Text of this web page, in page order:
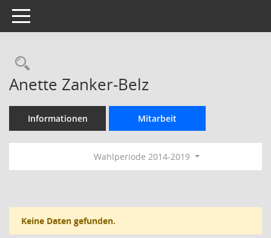
Toggle navigation
Rechercheauswahl
Anette Zanker-Belz
Informationen Mitarbeit
Wahlperiode 2014-2019
Keine Daten gefunden.